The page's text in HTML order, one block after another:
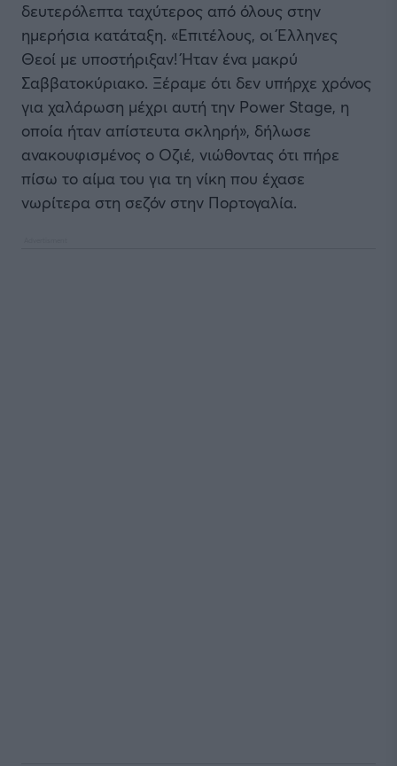
δευτερόλεπτα ταχύτερος από όλους στην
ημερήσια κατάταξη. «Επιτέλους, οι Έλληνες
Θεοί με υποστήριξαν! Ήταν ένα μακρύ
Σαββατοκύριακο. Ξέραμε ότι δεν υπήρχε χρόνος
για χαλάρωση μέχρι αυτή την Power Stage, η
οποία ήταν απίστευτα σκληρή», δήλωσε
ανακουφισμένος ο Οζιέ, νιώθοντας ότι πήρε
πίσω το αίμα του για τη νίκη που έχασε
νωρίτερα στη σεζόν στην Πορτογαλία.